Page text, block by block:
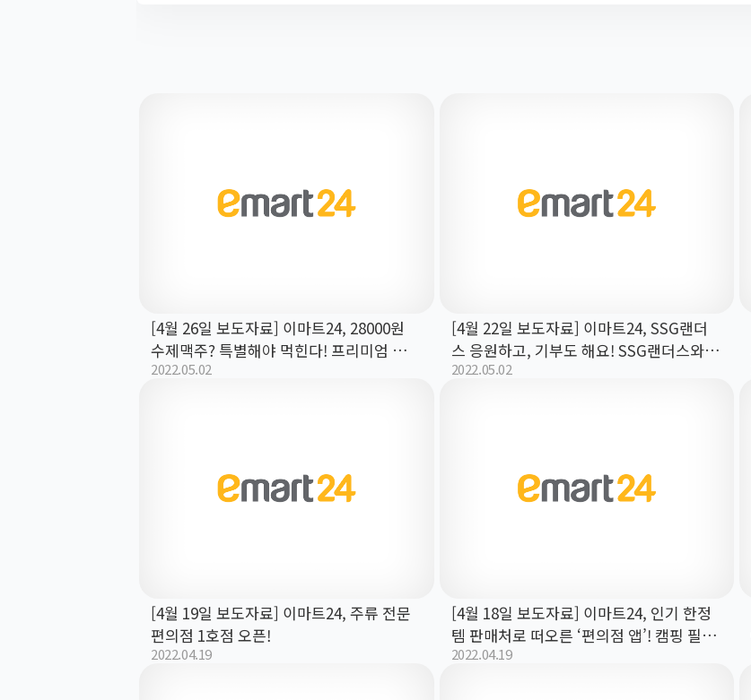
[4월 26일 보도자료] 이마트24, 28000원
수제맥주? 특별해야 먹힌다! 프리미엄 수제
맥주 앱 판매!
2022.05.02
[4월 22일 보도자료] 이마트24, SSG랜더
스 응원하고, 기부도 해요! SSG랜더스와 함
께 삼진 때 마다 기부!
2022.05.02
[4월 19일 보도자료] 이마트24, 주류 전문
편의점 1호점 오픈!
2022.04.19
[4월 18일 보도자료] 이마트24, 인기 한정
템 판매처로 떠오른 ‘편의점 앱’! 캠핑 필수
템 ‘조선토치’ 앱(APP) 예약 판매!
2022.04.19